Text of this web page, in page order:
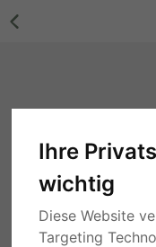
Ihre
wichtig
Diese Website
Targeting